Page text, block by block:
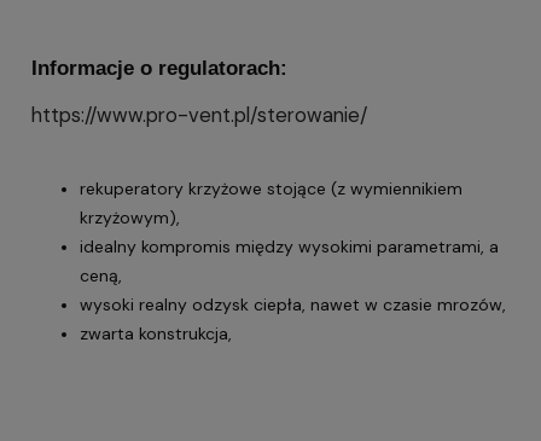
Informacje o regulatorach:
https://www.pro-vent.pl/sterowanie/
rekuperatory krzyżowe stojące (z wymiennikiem
krzyżowym),
idealny kompromis między wysokimi parametrami, a
ceną,
wysoki realny odzysk ciepła, nawet w czasie mrozów,
zwarta konstrukcja,